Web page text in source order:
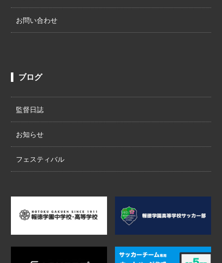
お問い合わせ
ブログ
監督日誌
お知らせ
フェスティバル